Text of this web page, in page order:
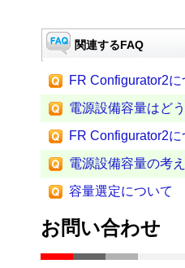
関連するFAQ
FR Configurator2
電源設備容量はど
FR Configurator2
電源設備容量の考
容量選定について
お問い合わせ